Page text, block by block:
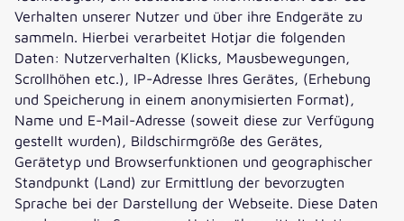
Verhalten unserer Nutzer und über ihre Endgeräte zu
sammeln. Hierbei verarbeitet Hotjar die folgenden
Daten: Nutzerverhalten (Klicks, Mausbewegungen,
Scrollhöhen etc.), IP-Adresse Ihres Gerätes, (Erhebung
und Speicherung in einem anonymisierten Format),
Name und E-Mail-Adresse (soweit diese zur Verfügung
gestellt wurden), Bildschirmgröße des Gerätes,
Gerätetyp und Browserfunktionen und geographischer
Standpunkt (Land) zur Ermittlung der bevorzugten
Sprache bei der Darstellung der Webseite. Diese Daten